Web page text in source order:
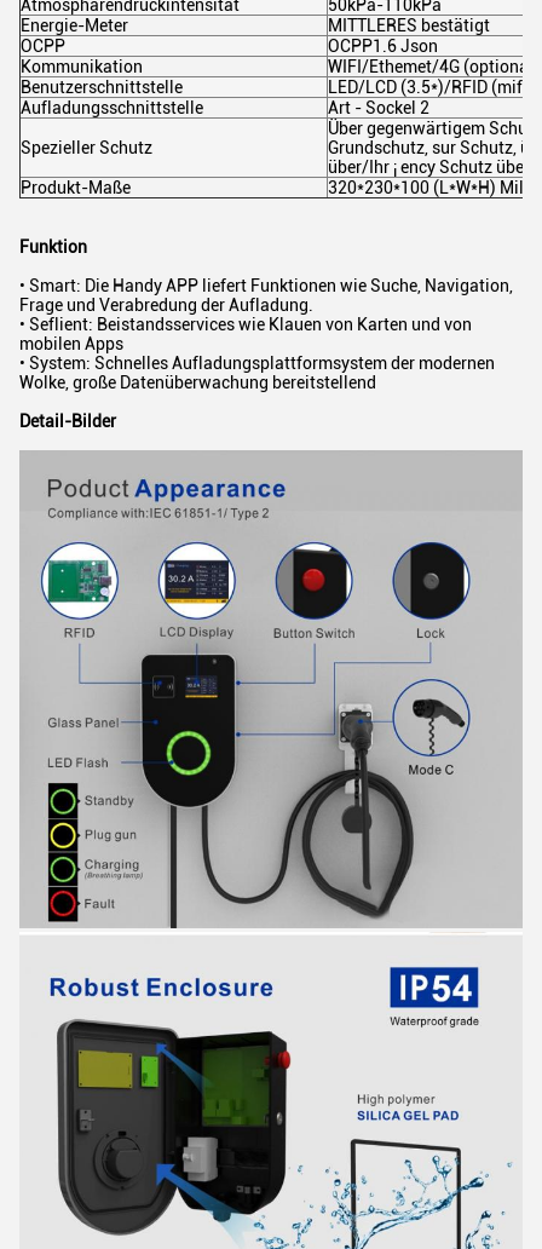
Atmosphärendruckintensität
50kPa-110kPa
Energie-Meter
MITTLERES bestätigt
OCPP
OCPP1.6 Json
Kommunikation
WIFI/Ethemet/4G (optional)
Benutzerschnittstelle
LED/LCD (3.5*)/RFID
Aufladungsschnittstelle
Art - Sockel 2
Spezieller Schutz
Über gegenwärtigem
Grundschutz, sur Schutz,
über/Ihr ¡ ency Schutz
Produkt-Maße
320*230*100 (L*W*H)
Funktion
• Smart: Die Handy APP liefert Funktionen wie Suche, Navigation,
Frage und Verabredung der Aufladung.
• Seflient: Beistandsservices wie Klauen von Karten und von
mobilen Apps
• System: Schnelles Aufladungsplattformsystem der modernen
Wolke, große Datenüberwachung bereitstellend
Detail-Bilder